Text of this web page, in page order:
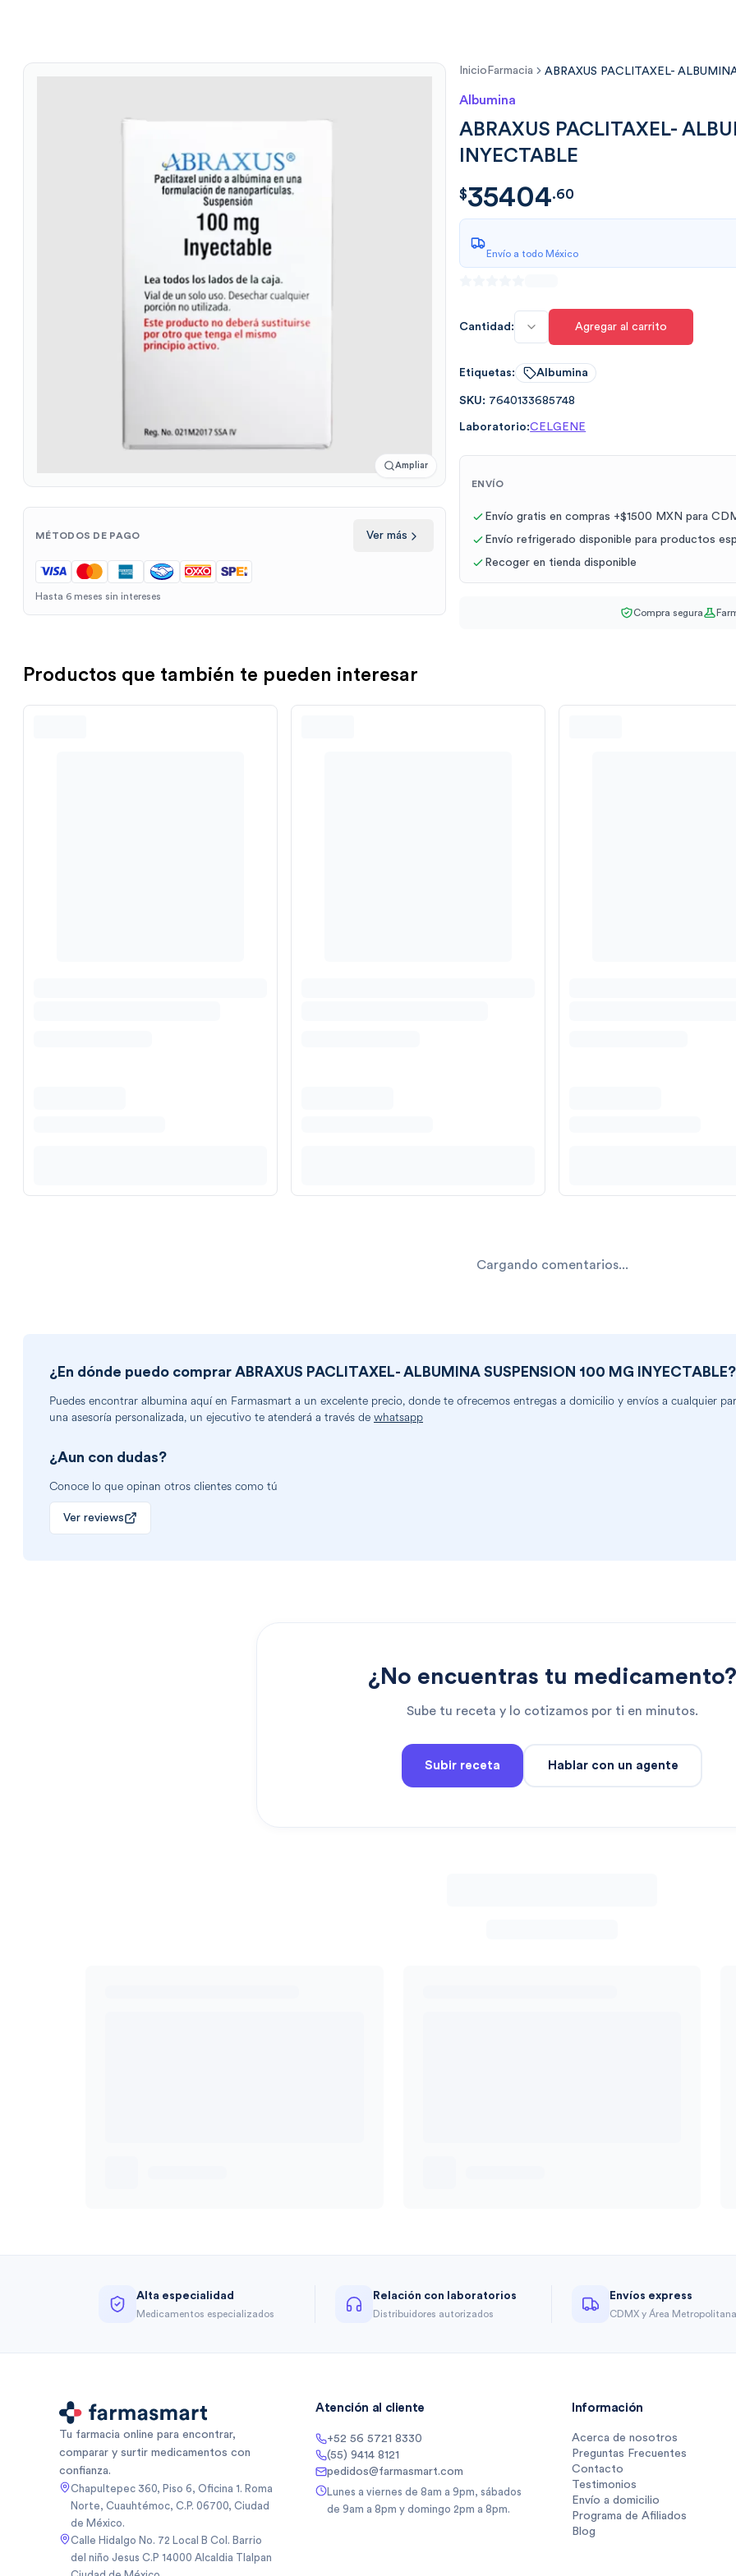
Ampliar
MÉTODOS DE PAGO Ver más
Hasta 6 meses sin intereses
Inicio Farmacia ABRAXUS PACLITAXEL-
Albumina
ABRAXUS PACLITAXEL-
INYECTABLE
$35404.60
$35404.60
Envío a todo México
Cantidad: Agregar al carrito
Etiquetas: Albumina
SKU: 7640133685748
Laboratorio:CELGENE
ENVÍO
Envío gratis en compras +$1500 MXN para
Envío refrigerado disponible para productos
Recoger en tienda disponible
Compra segura
Productos que también te pueden interesar
Cargando comentarios...
¿En dónde puedo comprar ABRAXUS PACLITAXEL- ALBUMINA SUSPENSION 100 MG INYECTABLE?
Puedes encontrar albumina aquí en Farmasmart a un excelente precio, donde te ofrecemos entregas a domicilio y envíos a cualquier
una asesoría personalizada, un ejecutivo te atenderá a través de whatsapp
¿Aun con dudas?
Conoce lo que opinan otros clientes como tú
Ver reviews
¿No encuentras tu medicamento?
Sube tu receta y lo cotizamos por ti en minutos.
Subir receta Hablar con un agente
Alta especialidad
Medicamentos especializados
Relación con laboratorios
Distribuidores autorizados
Envíos express
CDMX y Área Metropolitana
Tu farmacia online para encontrar,
comparar y surtir medicamentos con
confianza.
Chapultepec 360, Piso 6, Oficina 1. Roma
Norte, Cuauhtémoc, C.P. 06700, Ciudad
de México.
Calle Hidalgo No. 72 Local B Col. Barrio
del niño Jesus C.P 14000 Alcaldia Tlalpan
Atención al cliente
+52 56 5721 8330
(55) 9414 8121
pedidos@farmasmart.com
Lunes a viernes de 8am a 9pm, sábados
de 9am a 8pm y domingo 2pm a 8pm.
Información
Acerca de nosotros
Preguntas Frecuentes
Contacto
Testimonios
Envío a domicilio
Programa de Afiliados
Blog